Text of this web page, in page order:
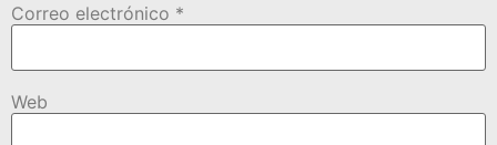
Correo electrónico *
Web